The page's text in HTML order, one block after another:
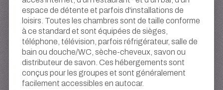
espace de détente et parfois d'installations de
loisirs. Toutes les chambres sont de taille conforme
à ce standard et sont équipées de sièges,
téléphone, télévision, parfois réfrigérateur, salle de
bain ou douche/WC, sèche-cheveux, savon ou
distributeur de savon. Ces hébergements sont
conçus pour les groupes et sont généralement
facilement accessibles en autocar.